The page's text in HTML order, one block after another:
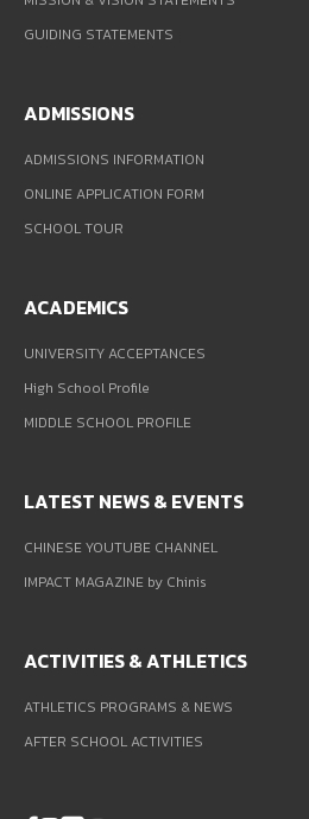
GUIDING STATEMENTS
ADMISSIONS
ADMISSIONS INFORMATION
ONLINE APPLICATION FORM
SCHOOL TOUR
ACADEMICS
UNIVERSITY ACCEPTANCES
High School Profile
MIDDLE SCHOOL PROFILE
LATEST NEWS & EVENTS
CHINESE YOUTUBE CHANNEL
IMPACT MAGAZINE by Chinis
ACTIVITIES & ATHLETICS
ATHLETICS PROGRAMS & NEWS
AFTER SCHOOL ACTIVITIES